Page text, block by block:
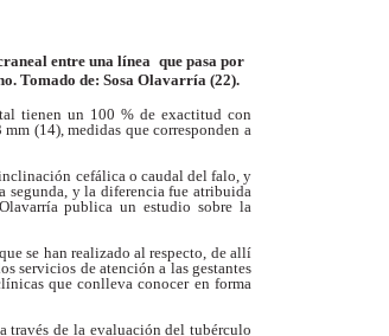
entre una línea que pasa por
Tomado de: Sosa Olavarría (22).
tienen un 100 % de exactitud con
mm (14),medidas que corresponden a
cefálica o caudal del falo, y
segunda, y la diferencia fue atribuida
publicaun estudio sobre la
que se han realizado al respecto, de allí
servicios de atención a las gestantes
que conllevaconocer en forma
através de la evaluación del tubérculo